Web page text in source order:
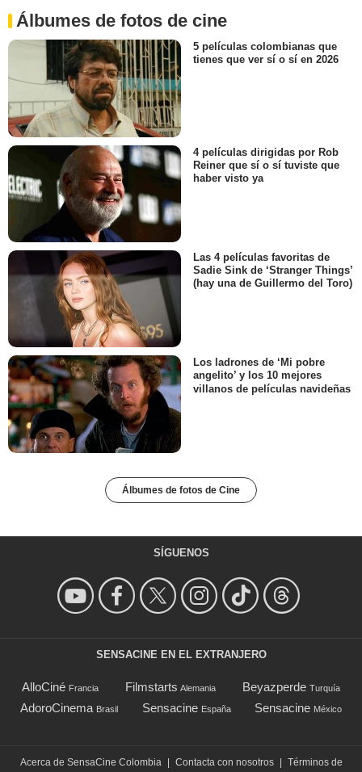
Álbumes de fotos de cine
5 películas colombianas que
tienes que ver sí o sí en 2026
4 películas dirigidas por Rob
Reiner que sí o sí tuviste que
haber visto ya
Las 4 películas favoritas de
Sadie Sink de ‘Stranger Things’
(hay una de Guillermo del Toro)
Los ladrones de ‘Mi pobre
angelito’ y los 10 mejores
villanos de películas navideñas
Álbumes de fotos de Cine
SÍGUENOS
SENSACINE EN EL EXTRANJERO
AlloCiné Francia Filmstarts Alemania Beyazperde Turquía
AdoroCinema Brasil Sensacine España Sensacine México
Acerca de SensaCine Colombia | Contacta con nosotros | Términos de